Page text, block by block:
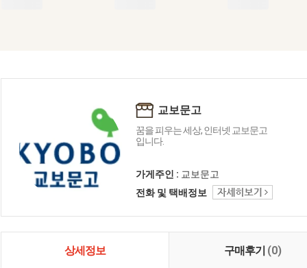
교보문고
꿈을 피우는 세상, 인터넷 교보문고
입니다.
가게주인 : 교보문고
전화 및 택배정보
상세정보 구매후기 (0)